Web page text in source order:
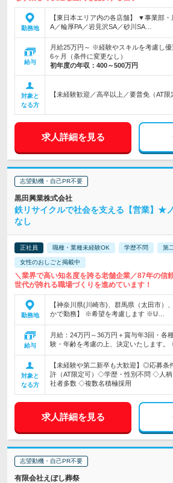
勤務地
【東日本エリア内の各店舗】 ▼事業部
A／輪厚PA／岩見沢SA／砂川SA…
給与
月給25万円～ ※経験やスキルを考慮し
6ヶ月（条件に変更なし）
初年度の年収： 400～500万円
対象と
なる方
【未経験歓迎／高卒以上／要普免（AT限
求人詳細を見る
志望動機・自己PR不要
黒田興業株式会社
鉄リサイクルで社会を支える【営業】★
なし
正社員 職種・業種未経験OK 学歴不問 第
女性のおしごと掲載中
＼業界で高い知名度を誇る老舗企業／87年の信
世代が誇れる職場づくりを進めています！
勤務地
【神奈川県(川崎市)、群馬県（太田市）
かで勤務】 ※希望を考慮します ※U…
給与
月給：24万円～36万円＋賞与年3回・各
験・年齢を考慮の上、決定いたします。
対象と
なる方
【未経験や第二新卒も大歓迎】◎応募条
許（AT限定可）◇学歴・性別不問 ◇人
社者多数 ◇複数名積極採用
求人詳細を見る
志望動機・自己PR不要
有限会社えぼし葬祭